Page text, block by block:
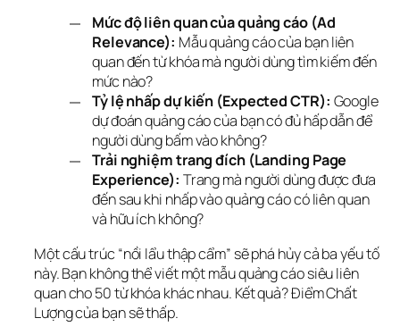
Mức độ liên quan của quảng cáo (Ad
Relevance): Mẫu quảng cáo của bạn liên
quan đến từ khóa mà người dùng tìm kiếm đến
mức nào?
Tỷ lệ nhấp dự kiến (Expected CTR): Google
dự đoán quảng cáo của bạn có đủ hấp dẫn để
người dùng bấm vào không?
Trải nghiệm trang đích (Landing Page
Experience): Trang mà người dùng được đưa
đến sau khi nhấp vào quảng cáo có liên quan
và hữu ích không?
Một cấu trúc “nồi lẩu thập cẩm” sẽ phá hủy cả ba yếu tố
này. Bạn không thể viết một mẫu quảng cáo siêu liên
quan cho 50 từ khóa khác nhau. Kết quả? Điểm Chất
Lượng của bạn sẽ thấp.